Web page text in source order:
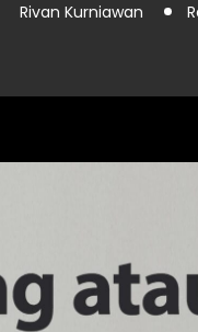
Rivan Kurniawan